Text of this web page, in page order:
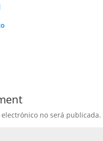
no será publicada.